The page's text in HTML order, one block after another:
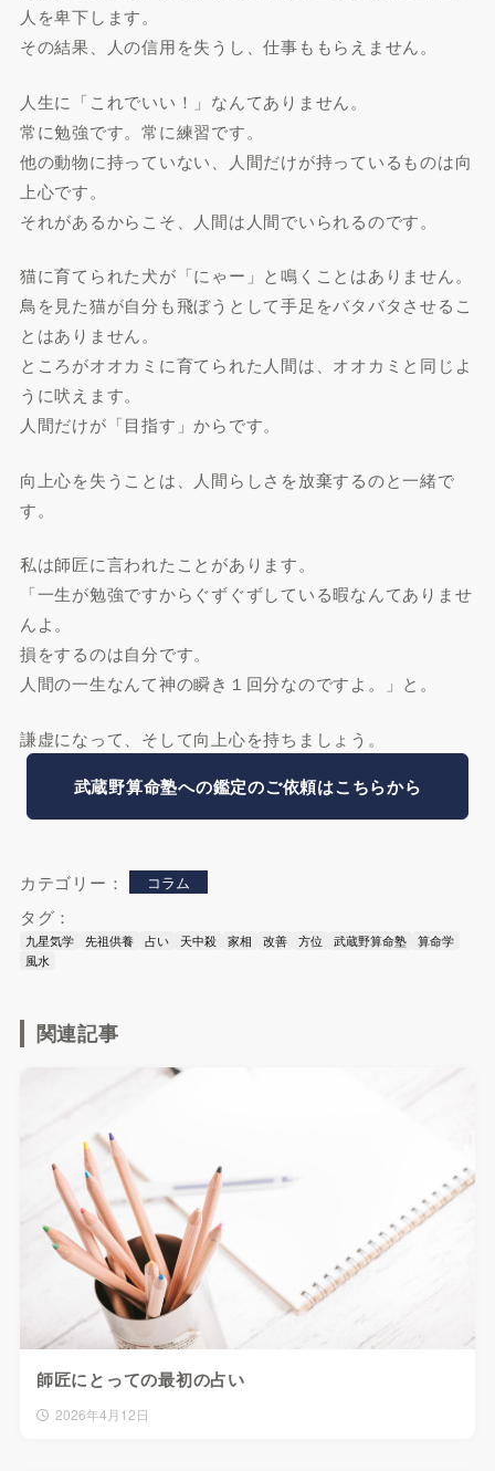
人を卑下します。
その結果、人の信用を失うし、仕事ももらえません。
人生に「これでいい！」なんてありません。
常に勉強です。常に練習です。
他の動物に持っていない、人間だけが持っているものは向
上心です。
それがあるからこそ、人間は人間でいられるのです。
猫に育てられた犬が「にゃー」と鳴くことはありません。
鳥を見た猫が自分も飛ぼうとして手足をバタバタさせるこ
とはありません。
ところがオオカミに育てられた人間は、オオカミと同じよ
うに吠えます。
人間だけが「目指す」からです。
向上心を失うことは、人間らしさを放棄するのと一緒で
す。
私は師匠に言われたことがあります。
「一生が勉強ですからぐずぐずしている暇なんてありませ
んよ。
損をするのは自分です。
人間の一生なんて神の瞬き１回分なのですよ。」と。
謙虚になって、そして向上心を持ちましょう。
武蔵野算命塾への鑑定のご依頼はこちらから
カテゴリー： コラム
タグ：
九星気学 先祖供養 占い 天中殺 家相 改善 方位 武蔵野算命塾
算命学
風水
関連記事
師匠にとっての最初の占い
2026年4月12日